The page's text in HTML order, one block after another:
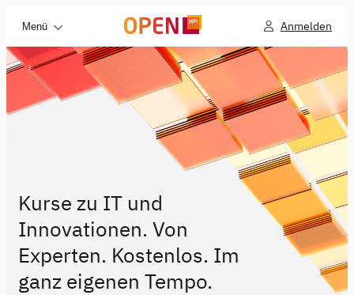
Menü Anmelden
Kurse zu IT und
Innovationen. Von
Experten. Kostenlos. Im
ganz eigenen Tempo.